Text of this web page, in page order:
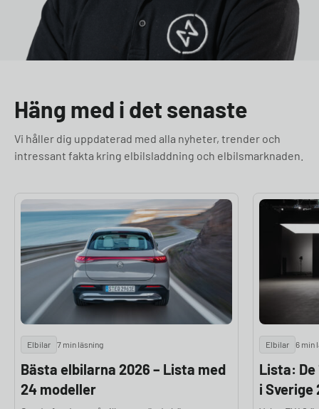
Häng med i det senaste
Vi håller dig uppdaterad med alla nyheter, trender och
intressant fakta kring elbilsladdning och elbilsmarknaden.
Elbilar 7 min läsning
Bästa elbilarna 2026 – Lista med
24 modeller
Elbilar 6 min
Lista:
i Sverige